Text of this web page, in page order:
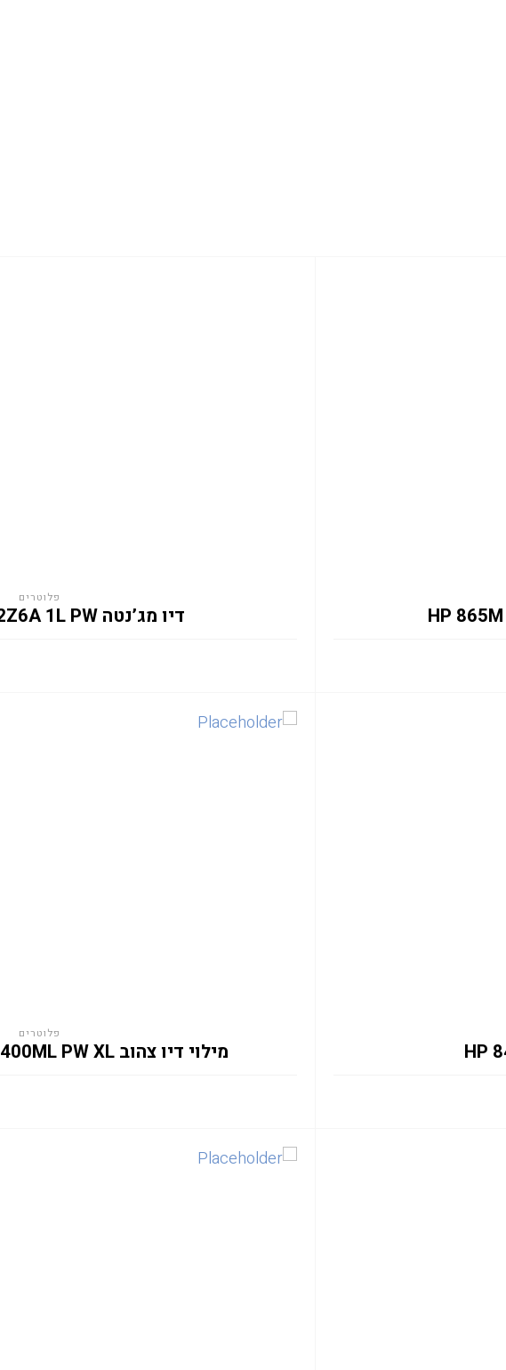
פלוטרים
דיו מג’נטה HP 878M 312Z6A 1L PW
פלוטרים
מילוי דיו צהוב HP 843C C1Q68A 400ML PW XL